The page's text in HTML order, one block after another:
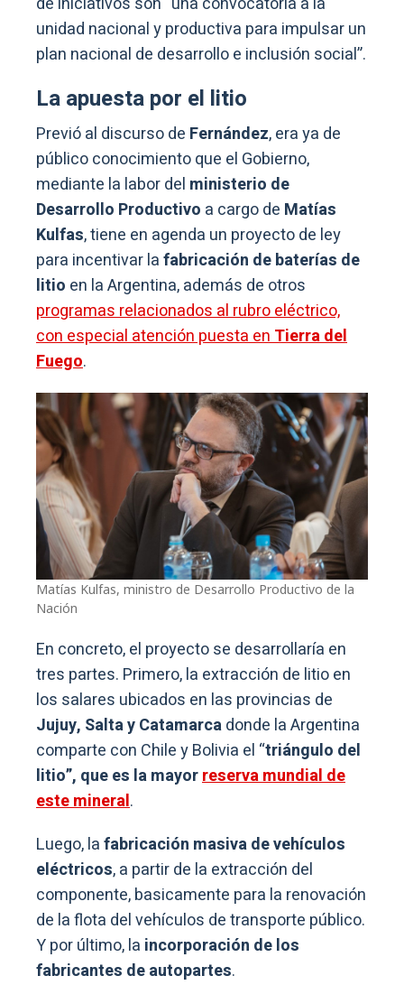
unidad nacional y productiva para impulsar un
plan nacional de desarrollo e inclusión social”.
La apuesta por el litio
Previó al discurso de Fernández, era ya de
público conocimiento que el Gobierno,
mediante la labor del ministerio de
Desarrollo Productivo a cargo de Matías
Kulfas, tiene en agenda un proyecto de ley
para incentivar lafabricación de baterías de
litio en la Argentina, además de otros
programas relacionados al rubro eléctrico,
con especial atención puesta enTierra del
Fuego.
Matías Kulfas, ministro de Desarrollo Productivo de la
Nación
En concreto, el proyecto se desarrollaría en
tres partes. Primero, la extracción de litio en
los salares ubicados en las provincias de
Jujuy, Salta y Catamarcadonde la Argentina
comparte con Chile y Bolivia el “triángulo del
litio”, que es la mayorreserva mundial de
este mineral.
Luego, lafabricación masiva de vehículos
eléctricos, a partir de la extracción del
componente, basicamente para la renovación
de la flota del vehículos de transporte público.
Y por último, la incorporación de los
fabricantes de autopartes.